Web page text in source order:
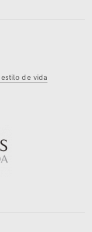
de vida